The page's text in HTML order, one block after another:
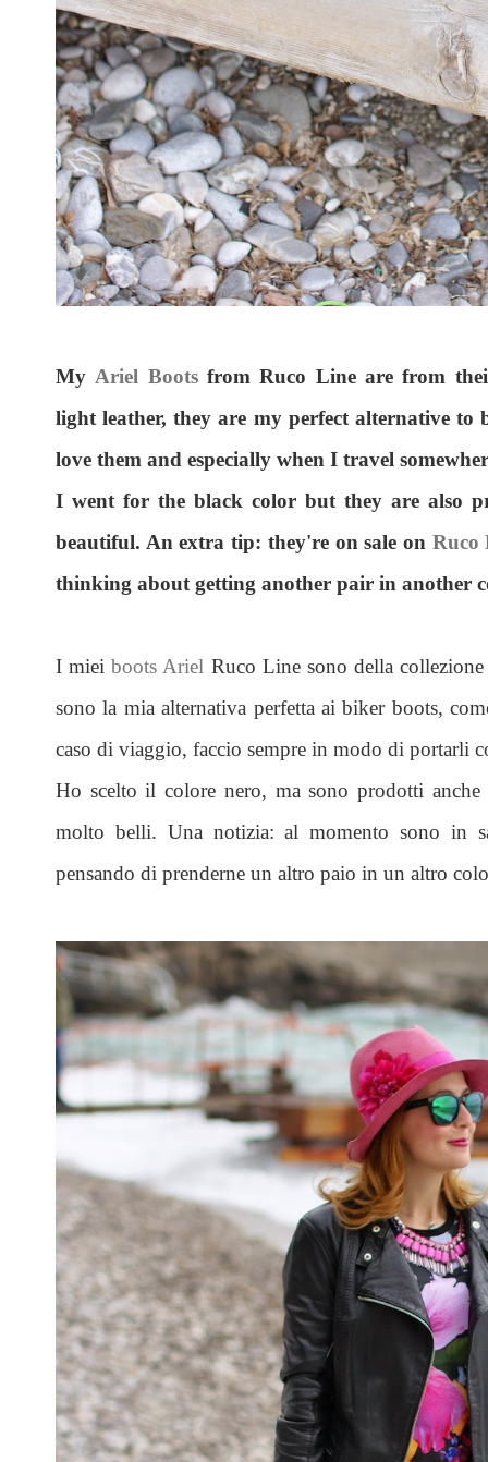
My Ariel Bootsfrom Ruco Line are from
light leather, they are my perfect alternative
love them and especially when I travel
I went for the black color but they are also
beautiful. An extra tip: they're on sale on Ruco
thinking about getting another pair in another
I mieiboots Ariel Ruco Line sono della
sono la mia alternativa perfetta ai biker boots,
caso di viaggio, faccio sempre in modo di portarli
Ho scelto il colore nero, ma sono prodotti
molto belli. Una notizia: al momento sono in
pensando di prenderne un altro paio in un altro